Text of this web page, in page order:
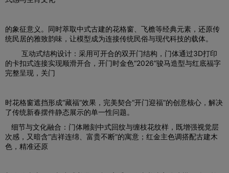
的象征意义。同时萃取中式古建的花格窗、飞檐等经典元素，还原传
统民居的雅致韵味，让模型成为连接传统民俗与现代科技的载体。
互动式结构设计：采用可开合的双开门结构，门体通过3D打印
的卡扣式连接实现顺滑开合，开门时金色“2026”骏马造型与红底福字
完整呈现，关门
时花格窗遮挡形成“藏福”效果，完美契合“开门迎福”的创意核心，解决
了传统新春摆件静态展示的单一性问题。
细节与文化融合：门体雕刻中式回纹与缠枝花纹样，既增强视觉层
次感，又暗含“吉祥连绵、富贵不断”的寓意；红金主色调搭配古建木
色，精准还原